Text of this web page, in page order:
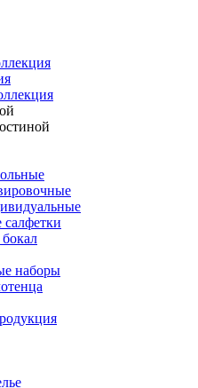
салфетки
наборы